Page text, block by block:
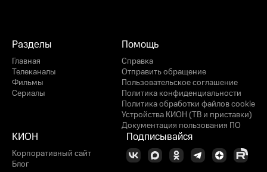
Разделы
Главная
Телеканалы
Фильмы
Сериалы
Помощь
Справка
Отправить обращение
Пользовательское соглашение
Политика конфиденциальности
Политика обработки файлов cookie
Устройства КИОН (ТВ и приставки)
Документация пользования ПО
КИОН
Корпоративный сайт
Блог
Подписывайся